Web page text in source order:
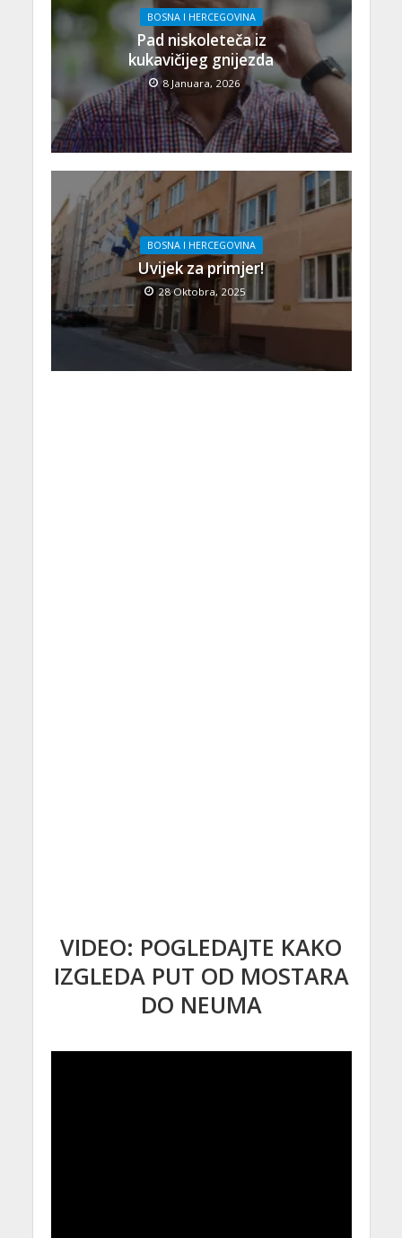
BOSNA I HERCEGOVINA
Pad niskoleteča iz
kukavičijeg gnijezda
8 Januara, 2026
BOSNA I HERCEGOVINA
Uvijek za primjer!
28 Oktobra, 2025
VIDEO: POGLEDAJTE KAKO
IZGLEDA PUT OD MOSTARA
DO NEUMA